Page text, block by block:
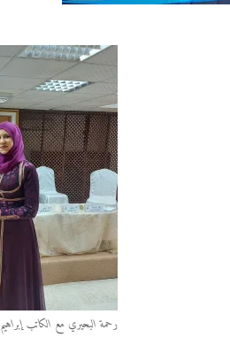
رحمة البحيري مع الكاتب